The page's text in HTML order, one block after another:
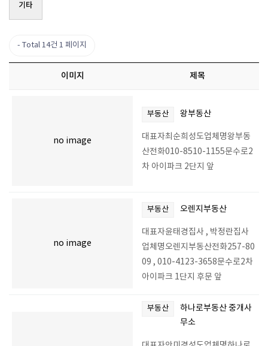
기타
Total 14건 1 페이지
이미지 제목
no image
부동산 왕부동산
대표자최순희성도업체명왕부동
산전화010-8510-1155문수로2
차 아이파크 2단지 앞
no image
부동산 오렌지부동산
대표자윤태경집사 , 박정란집사
업체명오렌지부동산전화257-80
09 , 010-4123-3658문수로2차
아이파크 1단지 후문 앞
부동산
하나로부동산 중개사
무소